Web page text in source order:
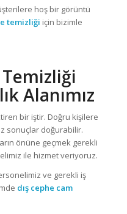
hoş bir görüntü
temizliği için bizimle
Temizliği
Alanımız
bir iştir. Doğru kişilere
sonuçlar doğurabilir.
önüne geçmek gerekli
ile hizmet veriyoruz.
ve gerekli iş
dış cephe cam